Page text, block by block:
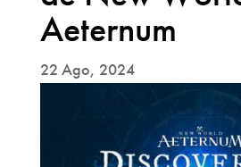
Aeternum
22 Ago, 2024